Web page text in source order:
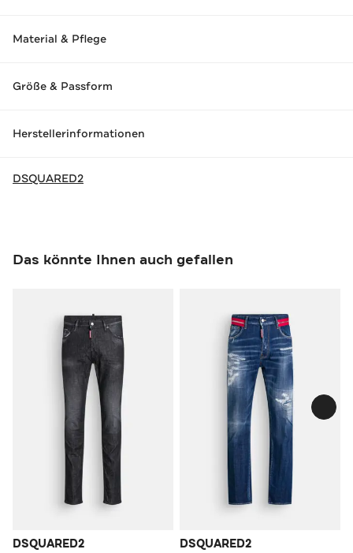
Material & Pflege
Größe & Passform
Herstellerinformationen
DSQUARED2
Das könnte Ihnen auch gefallen
DSQUARED2 DSQUARED2